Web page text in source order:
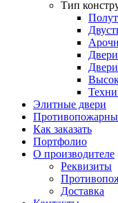
Тип
Элитные двери
Как заказать
Портфолио
О производителе
Реквизиты
Доставка